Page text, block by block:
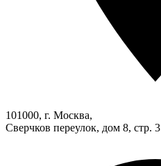
101000, г. Москва,
Сверчков переулок, дом 8, стр. 3